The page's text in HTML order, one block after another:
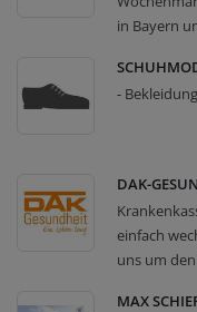
in Bayern
-
DAK-
einfach
uns um
MAX